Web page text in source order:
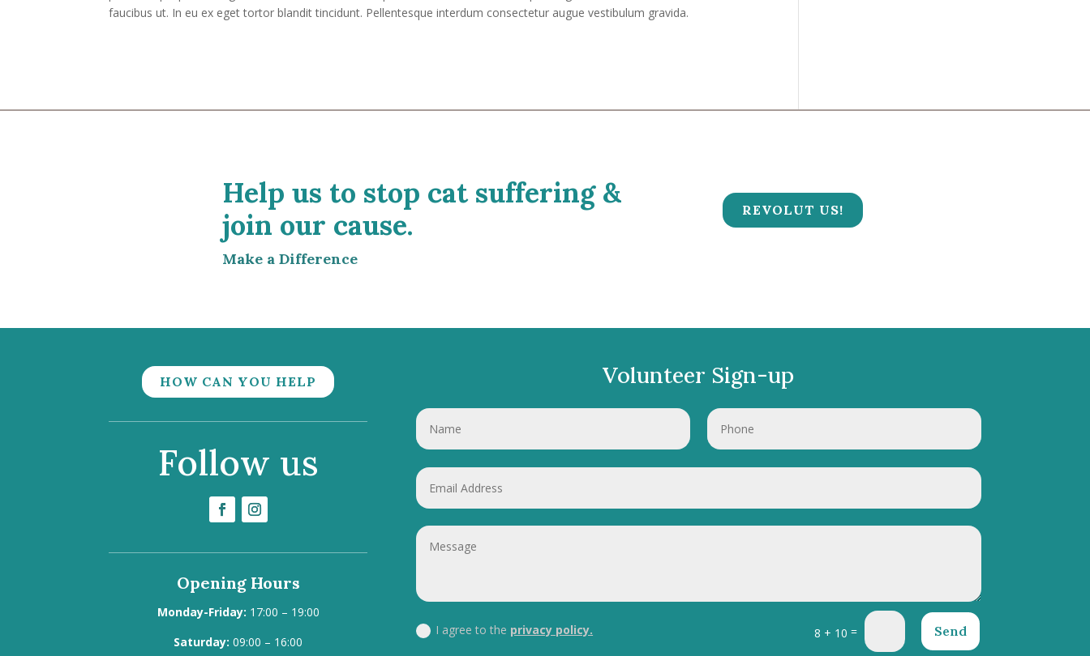
faucibus ut. In eu ex eget tortor blandit tincidunt. Pellentesque interdum consectetur augue vestibulum gravida.
Help us to stop cat suffering &
join our cause.
Make a Difference
REVOLUT US!
HOW CAN YOU HELP
Follow us
Opening Hours
Monday-Friday: 17:00 – 19:00
Saturday: 09:00 – 16:00
Volunteer Sign-up
I agree to the privacy policy. 8 + 10 = Send